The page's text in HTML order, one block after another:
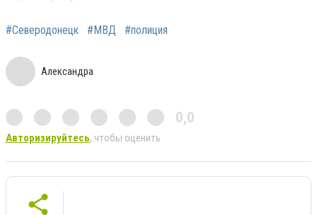
#Северодонецк #МВД #полиция
Александра
0,0
Авторизируйтесь, чтобы оценить